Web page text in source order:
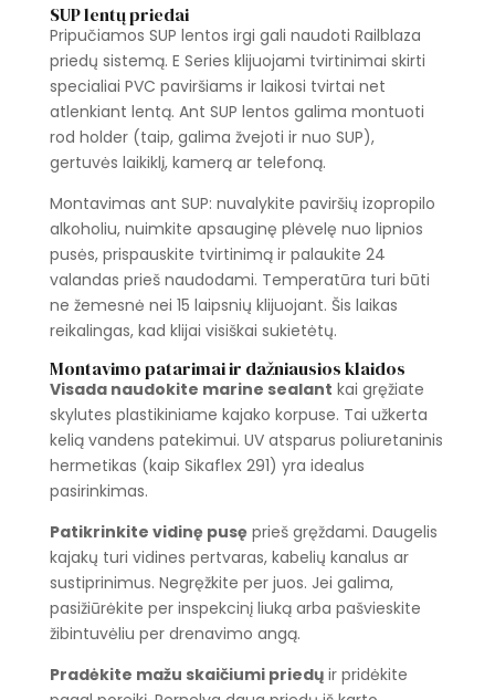
SUP lentų priedai
Pripučiamos SUP lentos irgi gali naudoti Railblaza
priedų sistemą. E Series klijuojami tvirtinimai skirti
specialiai PVC paviršiams ir laikosi tvirtai net
atlenkiant lentą. Ant SUP lentos galima montuoti
rod holder (taip, galima žvejoti ir nuo SUP),
gertuvės laikiklį, kamerą ar telefoną.
Montavimas ant SUP: nuvalykite paviršių izopropilo
alkoholiu, nuimkite apsauginę plėvelę nuo lipnios
pusės, prispauskite tvirtinimą ir palaukite 24
valandas prieš naudodami. Temperatūra turi būti
ne žemesnė nei 15 laipsnių klijuojant. Šis laikas
reikalingas, kad klijai visiškai sukietėtų.
Montavimo patarimai ir dažniausios klaidos
Visada naudokite marine sealant kai gręžiate
skylutes plastikiniame kajako korpuse. Tai užkerta
kelią vandens patekimui. UV atsparus poliuretaninis
hermetikas (kaip Sikaflex 291) yra idealus
pasirinkimas.
Patikrinkite vidinę pusęprieš gręždami. Daugelis
kajakų turi vidines pertvaras, kabelių kanalus ar
sustiprinimus. Negręžkite per juos. Jei galima,
pasižiūrėkite per inspekcinį liuką arba pašvieskite
žibintuvėliu per drenavimo angą.
Pradėkite mažu skaičiumi priedųir pridėkite